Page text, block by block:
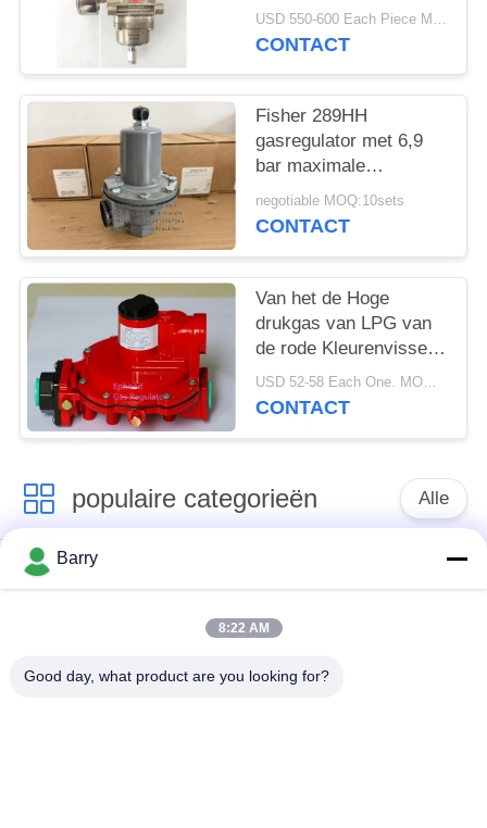
inlaatdruk van 250 psi
voor offshore-
USD 550-600 Each Piece MOQ:10sets
CONTACT
Fisher 289HH
gasregulator met 6,9
bar maximale
inlaatdruk 45-75 psi
veerbereik en
negotiable MOQ:10sets
CONTACT
Van het de Hoge
drukgas van LPG van
de rode Kleurenvisser
R622H de
Regelgeversgebruik
USD 52-58 Each One. MOQ:10sets
CONTACT
populaire categorieën Alle
Gasdrukregelaar
Barry
8:22 AM
Good day, what product are you looking for?